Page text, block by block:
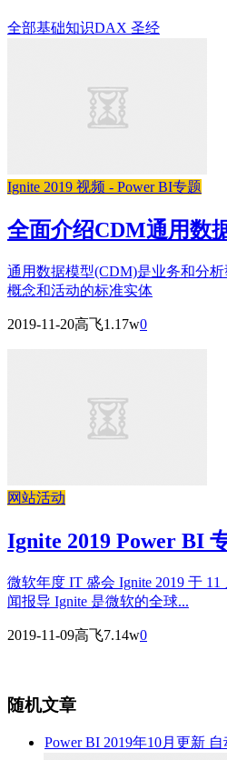
全部基础知识DAX 圣经
Ignite 2019 视频 - Power BI专题
全面介绍CDM通用数
通用数据模型(CDM)是业务和分
概念和活动的标准实体
2019-11-20高飞1.17w0
网站活动
Ignite 2019 Power BI
微软年度 IT 盛会 Ignite 2019 于
闻报导 Ignite 是微软的全球...
2019-11-09高飞7.14w0
随机文章
Power BI 2019年10月更新